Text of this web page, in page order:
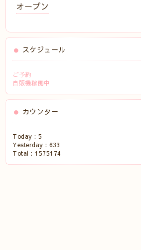
オープン
スケジュール
ご予約
自販機稼働中
カウンター
Today :5
Yesterday :633
Total : 1575174